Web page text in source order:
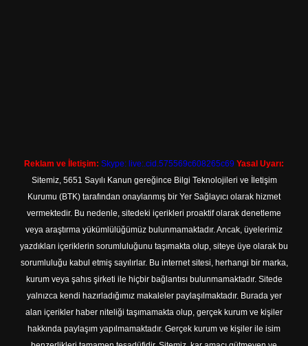
Reklam ve İletişim: Skype: live:.cid.575569c608265c69 Yasal Uyarı:
Sitemiz, 5651 Sayılı Kanun gereğince Bilgi Teknolojileri ve İletişim
Kurumu (BTK) tarafından onaylanmış bir Yer Sağlayıcı olarak hizmet
vermektedir. Bu nedenle, sitedeki içerikleri proaktif olarak denetleme
veya araştırma yükümlülüğümüz bulunmamaktadır. Ancak, üyelerimiz
yazdıkları içeriklerin sorumluluğunu taşımakta olup, siteye üye olarak bu
sorumluluğu kabul etmiş sayılırlar. Bu internet sitesi, herhangi bir marka,
kurum veya şahıs şirketi ile hiçbir bağlantısı bulunmamaktadır. Sitede
yalnızca kendi hazırladığımız makaleler paylaşılmaktadır. Burada yer
alan içerikler haber niteliği taşımamakta olup, gerçek kurum ve kişiler
hakkında paylaşım yapılmamaktadır. Gerçek kurum ve kişiler ile isim